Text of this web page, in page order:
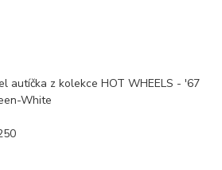
autíčka z kolekce HOT WHEELS - '67
White